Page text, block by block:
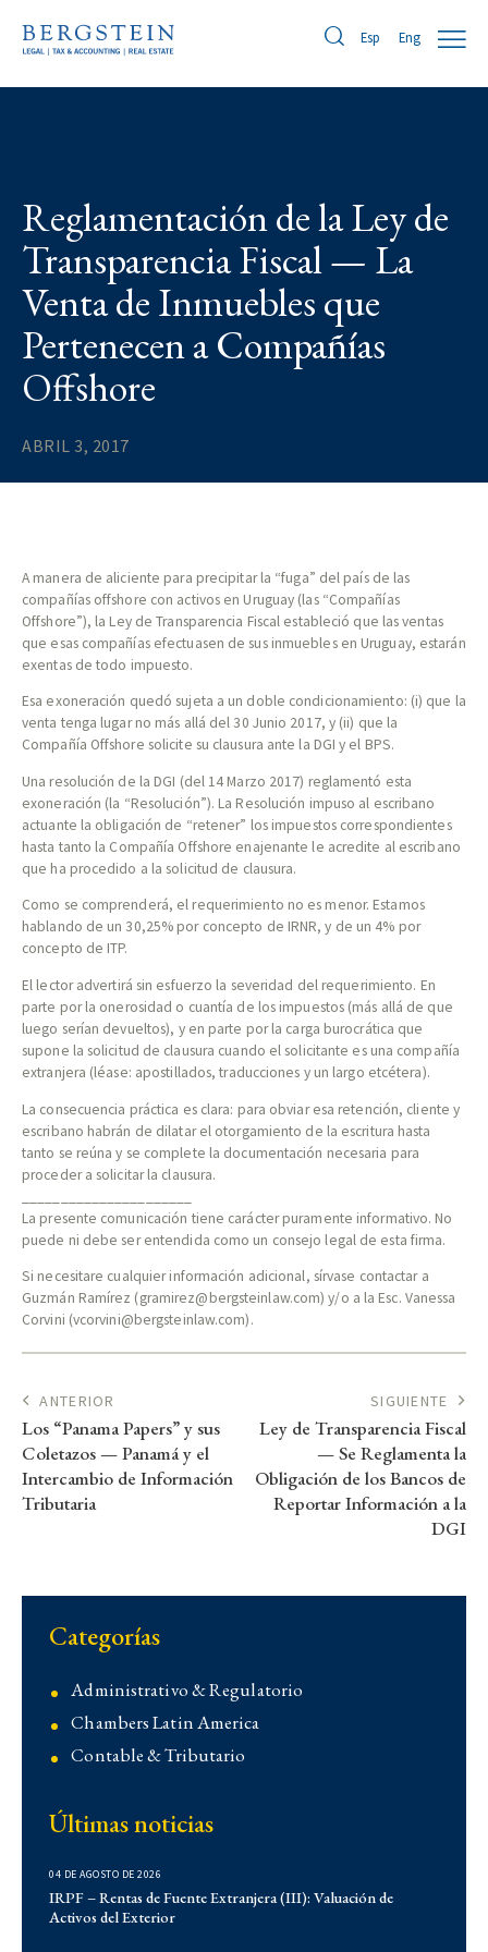
Esp Eng
Reglamentación de la Ley de
Transparencia Fiscal — La
Venta de Inmuebles que
Pertenecen a Compañías
Offshore
ABRIL 3, 2017
A manera de aliciente para precipitar la “fuga” del país de las
compañías offshore con activos en Uruguay (las “Compañías
Offshore”), la Ley de Transparencia Fiscal estableció que las ventas
que esas compañías efectuasen de sus inmuebles en Uruguay, estarán
exentas de todo impuesto.
Esa exoneración quedó sujeta a un doble condicionamiento: (i) que la
venta tenga lugar no más allá del 30 Junio 2017, y (ii) que la
Compañía Offshore solicite su clausura ante la DGI y el BPS.
Una resolución de la DGI (del 14 Marzo 2017) reglamentó esta
exoneración (la “Resolución”). La Resolución impuso al escribano
actuante la obligación de “retener” los impuestos correspondientes
hasta tanto la Compañía Offshore enajenante le acredite al escribano
que ha procedido a la solicitud de clausura.
Como se comprenderá, el requerimiento no es menor. Estamos
hablando de un 30,25% por concepto de IRNR, y de un 4% por
concepto de ITP.
El lector advertirá sin esfuerzo la severidad del requerimiento. En
parte por la onerosidad o cuantía de los impuestos (más allá de que
luego serían devueltos), y en parte por la carga burocrática que
supone la solicitud de clausura cuando el solicitante es una compañía
extranjera (léase: apostillados, traducciones y un largo etcétera).
La consecuencia práctica es clara: para obviar esa retención, cliente y
escribano habrán de dilatar el otorgamiento de la escritura hasta
tanto se reúna y se complete la documentación necesaria para
proceder a solicitar la clausura.
La presente comunicación tiene carácter puramente informativo. No
puede ni debe ser entendida como un consejo legal de esta firma.
Si necesitare cualquier información adicional, sírvase contactar a
Guzmán Ramírez (gramirez@bergsteinlaw.com) y/o a la Esc. Vanessa
Corvini (vcorvini@bergsteinlaw.com).
ANTERIOR
Los “Panama Papers” y sus
Coletazos — Panamá y el
Intercambio de Información
Tributaria
SIGUIENTE
Ley de Transparencia Fiscal
— Se Reglamenta la
Obligación de los Bancos de
Reportar Información a la
DGI
Categorías
Administrativo & Regulatorio
Chambers Latin America
Contable & Tributario
Corporativo
Demo
Derecho Administrativo
Últimas noticias
04 DE AGOSTO DE 2026
IRPF – Rentas de Fuente Extranjera (III): Valuación de
Activos del Exterior